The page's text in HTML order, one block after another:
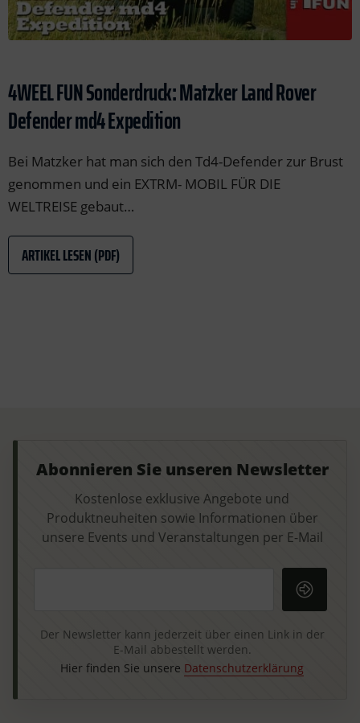
4WEEL FUN Sonderdruck: Matzker Land Rover
Defender md4 Expedition
Bei Matzker hat man sich den Td4-Defender zur Brust
genommen und ein EXTRM- MOBIL FÜR DIE
WELTREISE gebaut…
ARTIKEL LESEN (PDF)
Abonnieren Sie unseren Newsletter
Kostenlose exklusive Angebote und
Produktneuheiten sowie Informationen über
unsere Events und Veranstaltungen per E-Mail
Der Newsletter kann jederzeit über einen Link in der
E-Mail abbestellt werden.
Hier finden Sie unsere Datenschutzerklärung
& Reifen
& Reifen
& Reifen
& Reifen
& Reifen
Rover Velar
Rover Evoque
& Reifen
Rover Classic